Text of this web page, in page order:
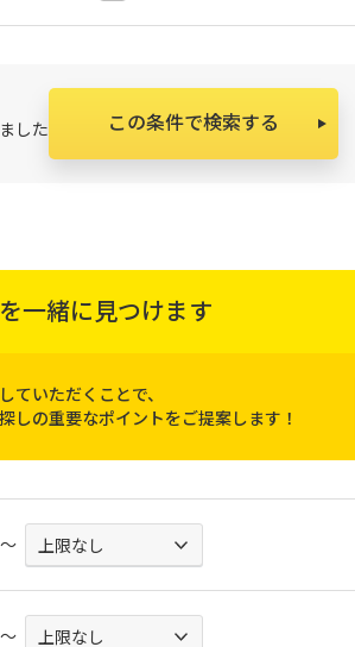
した この条件で検索する
一緒に見つけます
ていただくことで、
しの重要なポイントをご提案します！
～
～